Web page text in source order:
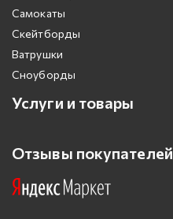
Самокаты
Скейтборды
Ватрушки
Сноуборды
Услуги и товары
Отзывы покупателей